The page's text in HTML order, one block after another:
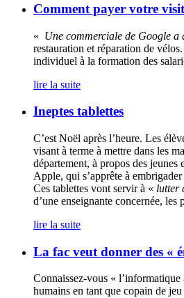
Comment payer votre
« Une commerciale de Google a
restauration et réparation de
individuel à la formation des
lire la suite
Ineptes tablettes
C’est Noël après l’heure. Les
visant à terme à mettre dans les
département, à propos des
Apple, qui s’apprête à
Ces tablettes vont servir à « lutter
d’une enseignante concernée,
lire la suite
La fac veut donner des «
Connaissez-vous «
humains en tant que copain de